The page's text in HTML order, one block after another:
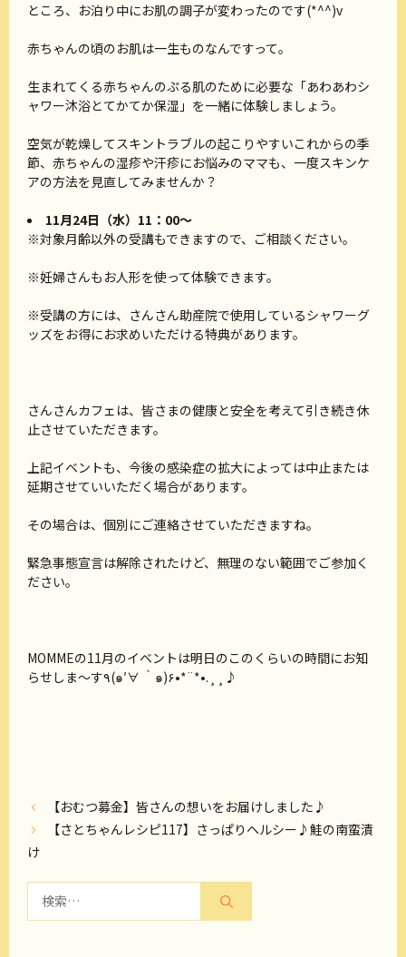
ところ、お泊り中にお肌の調子が変わったのです(*^^)v
赤ちゃんの頃のお肌は一生ものなんですって。
生まれてくる赤ちゃんのぷる肌のために必要な「あわあわシ
ャワー沐浴とてかてか保湿」を一緒に体験しましょう。
空気が乾燥してスキントラブルの起こりやすいこれからの季
節、赤ちゃんの湿疹や汗疹にお悩みのママも、一度スキンケ
アの方法を見直してみませんか？
11月24日（水）11：00～
※対象月齢以外の受講もできますので、ご相談ください。
※妊婦さんもお人形を使って体験できます。
※受講の方には、さんさん助産院で使用しているシャワーグ
ッズをお得にお求めいただける特典があります。
さんさんカフェは、皆さまの健康と安全を考えて引き続き休
止させていただきます。
上記イベントも、今後の感染症の拡大によっては中止または
延期させていいただく場合があります。
その場合は、個別にご連絡させていただきますね。
緊急事態宣言は解除されたけど、無理のない範囲でご参加く
ださい。
MOMMEの11月のイベントは明日のこのくらいの時間にお知
らせしま～す٩(๑′∀ ‵๑)۶•*¨*•.¸¸♪
【おむつ募金】皆さんの想いをお届けしました♪
【さとちゃんレシピ117】さっぱりヘルシー♪鮭の南蛮漬
け